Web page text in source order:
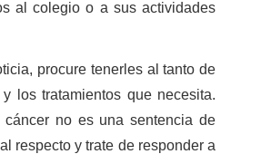
al colegio o a sus actividades
procure tenerles al tanto de
los tratamientos que necesita.
no es una sentencia de
respecto y trate de responder a